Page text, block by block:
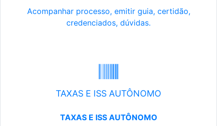
Acompanhar processo, emitir guia, certidão,
credenciados, dúvidas.
TAXAS E ISS AUTÔNOMO
TAXAS E ISS AUTÔNOMO